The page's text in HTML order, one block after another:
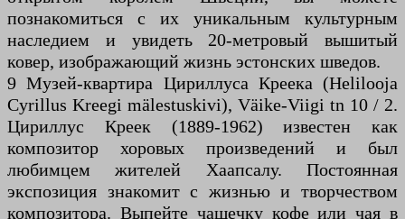
познакомиться с их уникальным культурным
наследием и увидеть 20-метровый вышитый
ковер, изображающий жизнь эстонских шведов.
9 Музей-квартира Цириллуса Креека (Helilooja
Cyrillus Kreegi mälestuskivi), Väike-Viigi tn 10 / 2.
Цириллус Креек (1889-1962) известен как
композитор хоровых произведений и был
любимцем жителей Хаапсалу. Постоянная
экспозиция знакомит с жизнью и творчеством
композитора. Выпейте чашечку кофе или чая в